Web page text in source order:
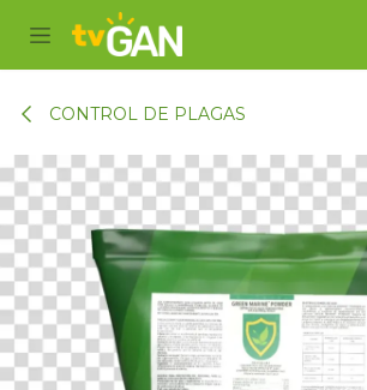
CONTROL DE PLAGAS